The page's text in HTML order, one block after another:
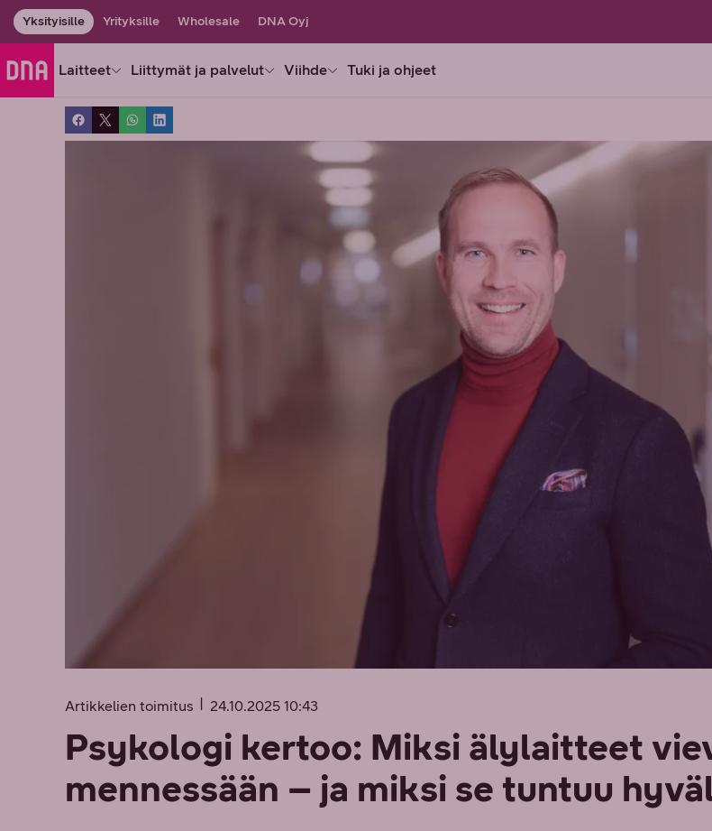
Yksityisille Yrityksille Wholesale DNA Oyj
Laitteet Liittymät ja palvelut Viihde Tuki ja ohjeet
Artikkelien toimitus 24.10.2025 10:43
Psykologi kertoo: Miksi älylaitteet
mennessään – ja miksi se tuntuu